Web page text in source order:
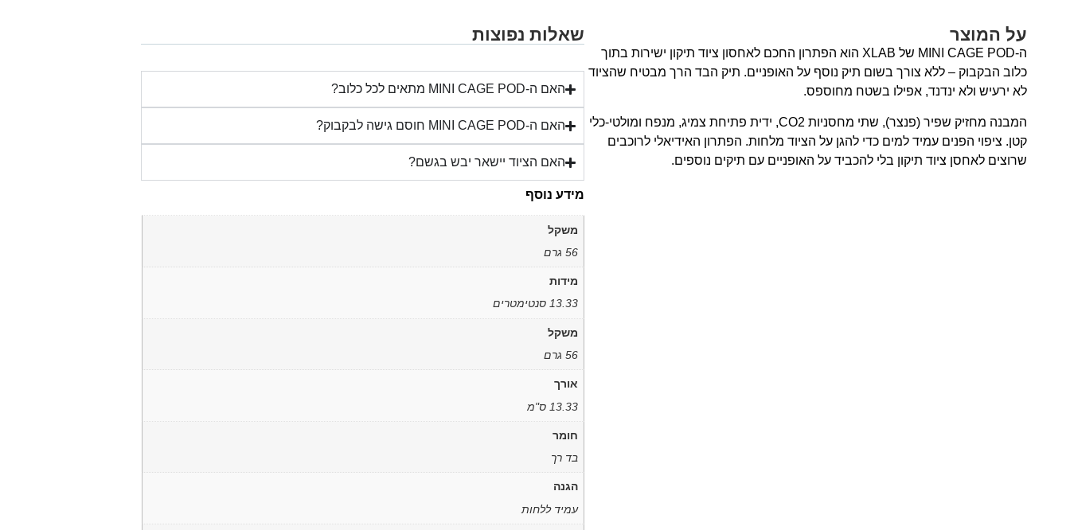
על המוצר
ה-MINI CAGE POD של XLAB הוא הפתרון החכם לאחסון ציוד תיקון ישירות בתוך
כלוב הבקבוק – ללא צורך בשום תיק נוסף על האופניים. תיק הבד הרך מבטיח שהציוד
לא ירעיש ולא ינדנד, אפילו בשטח מחוספס.
המבנה מחזיק שפיר (פנצר), שתי מחסניות CO2, ידית פתיחת צמיג, מנפח ומולטי-כלי
קטן. ציפוי הפנים עמיד למים כדי להגן על הציוד מלחות. הפתרון האידיאלי לרוכבים
שרוצים לאחסן ציוד תיקון בלי להכביד על האופניים עם תיקים נוספים.
שאלות נפוצות
האם ה-MINI CAGE POD מתאים לכל כלוב?
האם ה-MINI CAGE POD חוסם גישה לבקבוק?
האם הציוד יישאר יבש בגשם?
מידע נוסף
משקל
56 גרם
מידות
13.33 סנטימטרים
משקל
56 גרם
אורך
13.33 ס"מ
חומר
בד רך
הגנה
עמיד ללחות